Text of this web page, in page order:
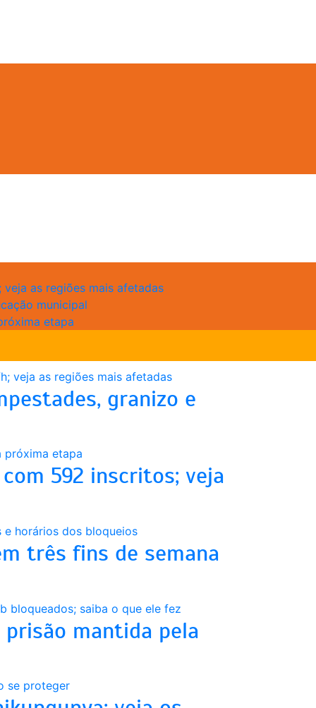
as regiões mais afetadas
municipal
etapa
granizo e
592 inscritos; veja
três fins de semana
prisão mantida pela